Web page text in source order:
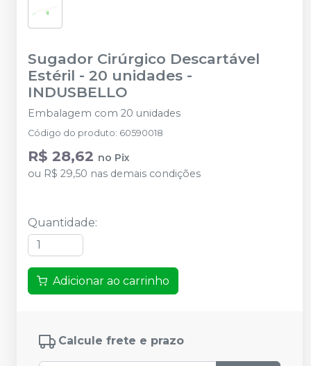
Sugador Cirúrgico Descartável
Estéril - 20 unidades -
INDUSBELLO
Embalagem com 20 unidades
Código do produto: 60590018
R$ 28,62 no Pix
ou R$ 29,50 nas demais condições
Quantidade:
Adicionar ao carrinho
Calcule frete e prazo